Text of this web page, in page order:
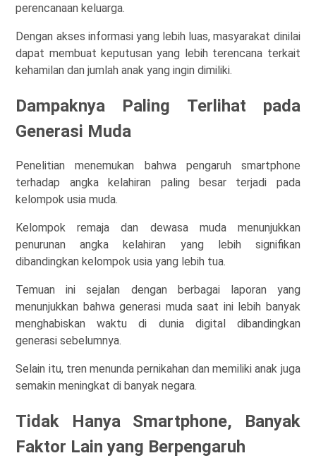
perencanaan keluarga.
Dengan akses informasi yang lebih luas, masyarakat dinilai
dapat membuat keputusan yang lebih terencana terkait
kehamilan dan jumlah anak yang ingin dimiliki.
Dampaknya Paling Terlihat pada
Generasi Muda
Penelitian menemukan bahwa pengaruh smartphone
terhadap angka kelahiran paling besar terjadi pada
kelompok usia muda.
Kelompok remaja dan dewasa muda menunjukkan
penurunan angka kelahiran yang lebih signifikan
dibandingkan kelompok usia yang lebih tua.
Temuan ini sejalan dengan berbagai laporan yang
menunjukkan bahwa generasi muda saat ini lebih banyak
menghabiskan waktu di dunia digital dibandingkan
generasi sebelumnya.
Selain itu, tren menunda pernikahan dan memiliki anak juga
semakin meningkat di banyak negara.
Tidak Hanya Smartphone, Banyak
Faktor Lain yang Berpengaruh